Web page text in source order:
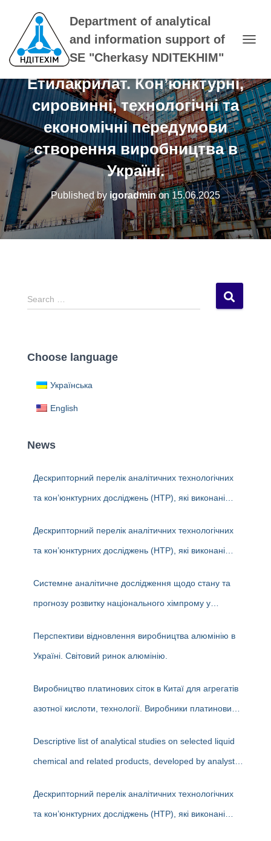
Department of analytical
and information support of
SE "Cherkasy NDITEKHIM"
G
L
E
N
A
V
I
G
A
T
I
O
N
Етилакрилат. Кон’юнктурні,
сировинні, технологічні та
економічні передумови
створення виробництва в
Україні.
Published by igoradminon15.06.2025
S
e
h
Search …
Choose language
Українська
English
News
Дескрипторний перелік аналітичних технологічних
та кон’юнктурних досліджень (НТР), які виконані
2026 рр.
Дескрипторний перелік аналітичних технологічних
та кон’юнктурних досліджень (НТР), які виконані
Системне аналітичне дослідження щодо стану та
прогнозу розвитку національного хімпрому у
Перспективи відновлення виробництва алюмінію в
Україні. Світовий ринок алюмінію.
Виробництво платинових сіток в Китаї для агрегатів
азотної кислоти, технології. Виробники платинових
Descriptive list of analytical studies on selected liquid
chemical and related products, developed by analysts
of Technical and Economic Information in the Chemical
Industry» in 2023-2025 (EN version)
Дескрипторний перелік аналітичних технологічних
та кон’юнктурних досліджень (НТР), які виконані